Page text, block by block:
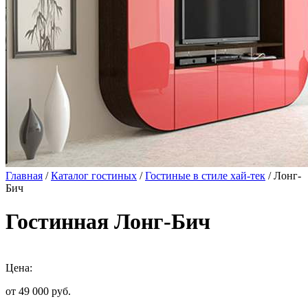
Главная /Каталог гостиных /Гостиные в стиле хай-тек / Лонг-
Бич
Гостинная Лонг-Бич
Цена:
от 49 000 руб.